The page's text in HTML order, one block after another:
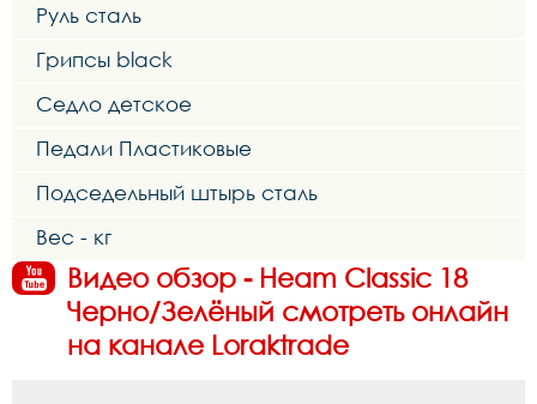
Руль сталь
Грипсы black
Седло детское
Педали Пластиковые
Подседельный штырь сталь
Вес - кг
Видео обзор - Heam Classic 18
Черно/Зелёный смотреть онлайн
на канале Loraktrade